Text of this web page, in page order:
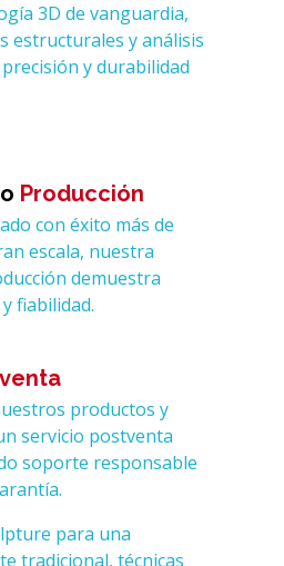
3D de vanguardia,
estructurales y análisis
y durabilidad
Producción
con éxito más de
escala, nuestra
demuestra
fiabilidad.
productos y
servicio postventa
soporte responsable
para una
tradicional, técnicas